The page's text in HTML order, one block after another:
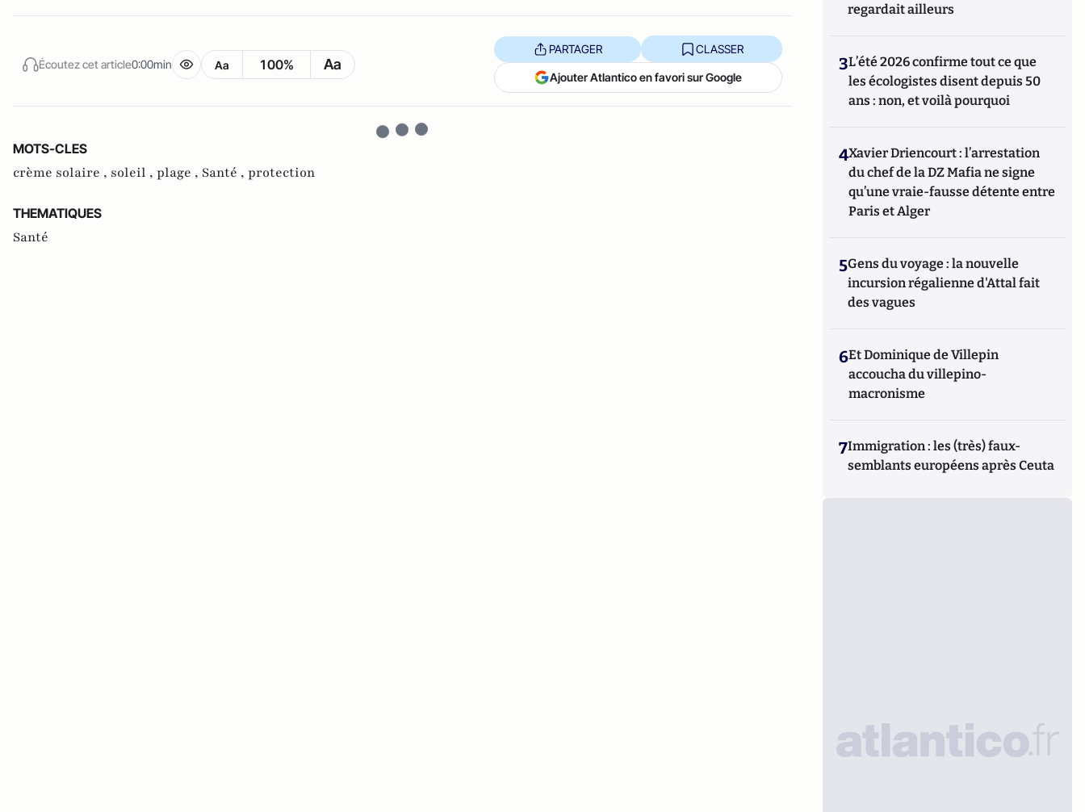
Écoutez cet article0:00min Aa 100% Aa
PARTAGER CLASSER
Ajouter Atlantico en favori sur Google
MOTS-CLES
crème solaire , soleil , plage , Santé , protection
THEMATIQUES
Santé
regardait ailleurs
3L’été 2026 confirme tout ce que
les écologistes disent depuis 50
ans : non, et voilà pourquoi
4Xavier Driencourt : l’arrestation
du chef de la DZ Mafia ne signe
qu’une vraie-fausse détente entre
Paris et Alger
5Gens du voyage : la nouvelle
incursion régalienne d'Attal fait
des vagues
6Et Dominique de Villepin
accoucha du villepino-
macronisme
7Immigration : les (très) faux-
semblants européens après Ceuta